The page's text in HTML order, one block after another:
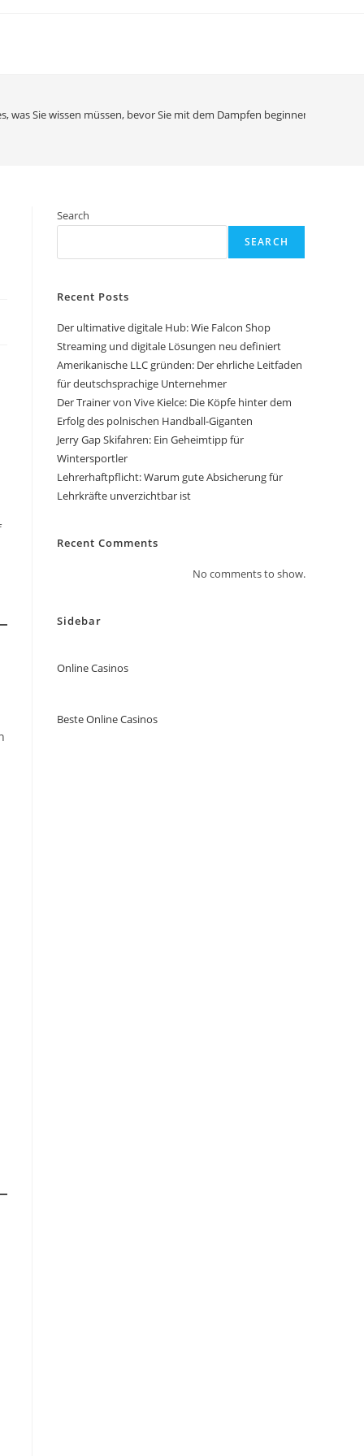
was Sie wissen müssen, bevor Sie mit dem Dampfen beginnen
Search
SEARCH
Recent Posts
Der ultimative digitale Hub: Wie Falcon Shop
Streaming und digitale Lösungen neu definiert
Amerikanische LLC gründen: Der ehrliche Leitfaden
für deutschsprachige Unternehmer
Der Trainer von Vive Kielce: Die Köpfe hinter dem
Erfolg des polnischen Handball-Giganten
Jerry Gap Skifahren: Ein Geheimtipp für
Wintersportler
Lehrerhaftpflicht: Warum gute Absicherung für
Lehrkräfte unverzichtbar ist
Recent Comments
No comments to show.
Sidebar
Online Casinos
Beste Online Casinos